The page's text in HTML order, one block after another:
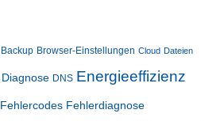
Backup Browser-Einstellungen Cloud Dateien
Diagnose DNS Energieeffizienz
Fehlercodes Fehlerdiagnose